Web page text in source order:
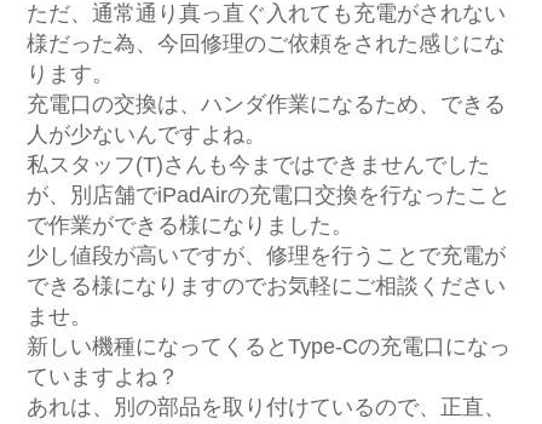
ただ、通常通り真っ直ぐ入れても充電がされない
様だった為、今回修理のご依頼をされた感じにな
ります。
充電口の交換は、ハンダ作業になるため、できる
人が少ないんですよね。
私スタッフ(T)さんも今まではできませんでした
が、別店舗でiPadAirの充電口交換を行なったこと
で作業ができる様になりました。
少し値段が高いですが、修理を行うことで充電が
できる様になりますのでお気軽にご相談ください
ませ。
新しい機種になってくるとType-Cの充電口になっ
ていますよね？
あれは、別の部品を取り付けているので、正直、